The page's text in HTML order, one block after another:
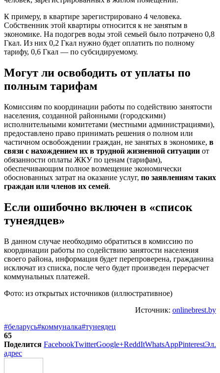
К примеру, в квартире зарегистрировано 4 человека.
Собственник этой квартиры относится к не занятым в
экономике. На подогрев воды этой семьей было потрачено 0,8
Гкал. Из них 0,2 Гкал нужно будет оплатить по полному
тарифу, 0,6 Гкал — по субсидируемому.
Могут ли освободить от уплаты по
полным тарифам
Комиссиям по координации работы по содействию занятости
населения, созданной районными (городскими)
исполнительными комитетами (местными администрациями),
предоставлено право принимать решения о полном или
частичном освобождении граждан, не занятых в экономике, в
связи с нахождением их в трудной жизненной ситуации от
обязанности оплаты ЖКУ по ценам (тарифам),
обеспечивающим полное возмещение экономически
обоснованных затрат на оказание услуг, по заявлениям таких
граждан или членов их семей.
Если ошибочно включен в «список
тунеядцев»
В данном случае необходимо обратиться в комиссию по
координации работы по содействию занятости населения
своего района, информация будет перепроверена, гражданина
исключат из списка, после чего будет произведен перерасчет
коммунальных платежей.
Фото: из открытых источников (иллюстративное)
Источник: onlinebrest.by
#беларусь#коммуналка#тунеядец
65
Поделится FacebookTwitterGoogle+ReddItWhatsAppPinterestЭл.
адрес